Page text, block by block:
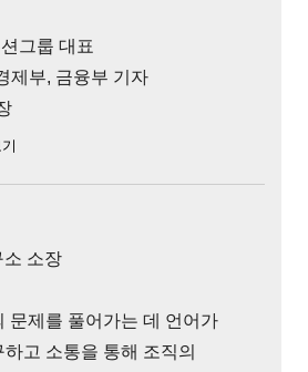
그룹 대표
제부, 금융부 기자
소 소장
문제를 풀어가는 데 언어가
고 소통을 통해 조직의